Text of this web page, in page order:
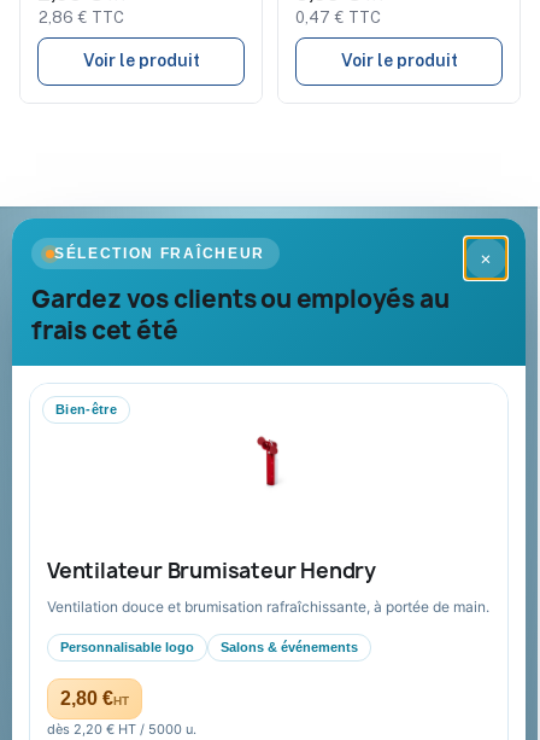
2,86 € TTC
Voir le produit
0,47 € TTC
Voir le produit
×
SÉLECTION FRAÎCHEUR
Gardez vos clients ou employés au
frais cet été
Bien-être
Ventilateur Brumisateur Hendry
Ventilation douce et brumisation rafraîchissante, à portée de main.
Personnalisable logo Salons & événements
2,80 €HT
dès 2,20 € HT / 5000 u.
Goodies Pub France
Objets publicitaires · par Promenoch
Votre partenaire B2B pour les goodies et cadeaux d’affaires
collectivités et administrations.
Mandat administratif & Chorus Pro
Nouveautés
Catalogue goodies
Cadeaux de fin d’année
À propos
Nos expertises &
accompagnement global